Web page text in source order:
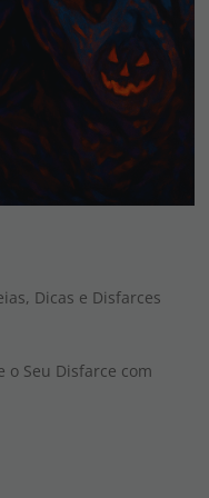
Dicas e Disfarces
o Seu Disfarce com